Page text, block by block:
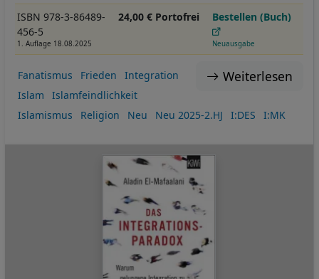
ISBN 978-3-86489-
456-5
1. Auflage 18.08.2025
24,00 € Portofrei Bestellen (Buch)
Neuausgabe
Weiterlesen
Fanatismus Frieden
Integration
Islam
Islamfeindlichkeit
Islamismus
Religion Neu Neu 2025-2.HJ I:DES I:MK